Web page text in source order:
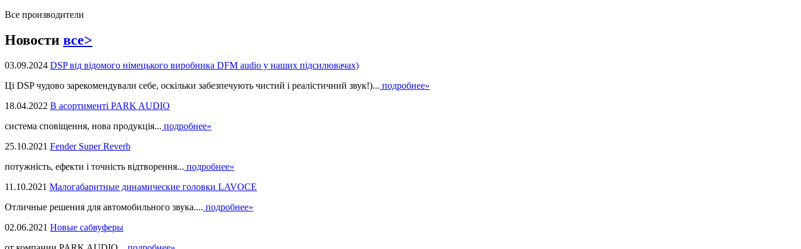
Все производители
Новости все>
03.09.2024 DSP від відомого німецького виробника DFM audio у наших підсилювачах)
Ці DSP чудово зарекомендували себе, оскільки забезпечують чистий і реалістичний звук!)... подробнее»
18.04.2022 В асортименті PARK AUDIO
система сповіщення, нова продукцiя... подробнее»
25.10.2021 Fender Super Reverb
потужність, ефекти і точність відтворення... подробнее»
11.10.2021 Малогабаритные динамические головки LAVOCE
Отличные решения для автомобильного звука.... подробнее»
02.06.2021 Новые сабвуферы